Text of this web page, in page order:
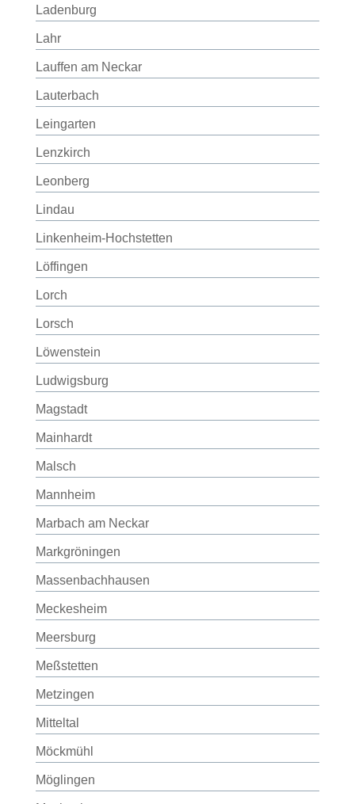
Ladenburg
Lahr
Lauffen am Neckar
Lauterbach
Leingarten
Lenzkirch
Leonberg
Lindau
Linkenheim-Hochstetten
Löffingen
Lorch
Lorsch
Löwenstein
Ludwigsburg
Magstadt
Mainhardt
Malsch
Mannheim
Marbach am Neckar
Markgröningen
Massenbachhausen
Meckesheim
Meersburg
Meßstetten
Metzingen
Mitteltal
Möckmühl
Möglingen